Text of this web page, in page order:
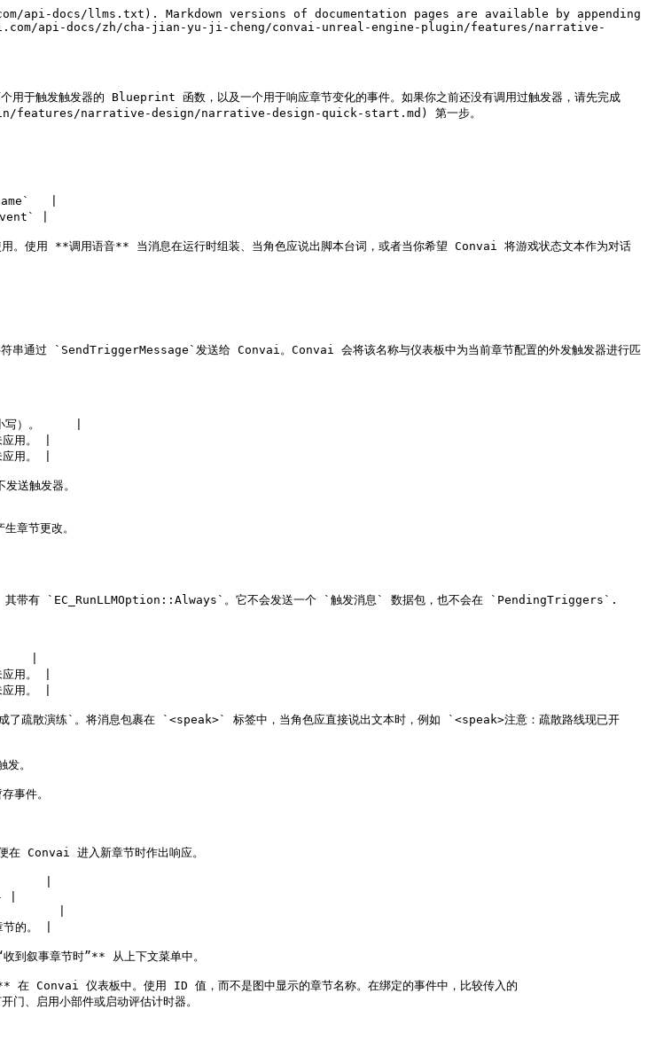
docs/llms.txt). Markdown versions of documentation pages are available by appending
api-docs/zh/cha-jian-yu-ji-cheng/convai-unreal-engine-plugin/features/narrative-
于触发触发器的 Blueprint 函数，以及一个用于响应章节变化的事件。如果你之前还没有调用过触发器，请先完成
features/narrative-design/narrative-design-quick-start.md) 第一步。
|
|
。使用 **调用语音** 当消息在运行时组装、当角色应说出脚本台词，或者当你希望 Convai 将游戏状态文本作为对话
`SendTriggerMessage`发送给 Convai。Convai 会将该名称与仪表板中为当前章节配置的外发触发器进行匹
写）。     |
用。 |
用。 |
送触发器。
章节更改。
`EC_RunLLMOption::Always`。它不会发送一个 `触发消息` 数据包，也不会在 `PendingTriggers`.
|
用。 |
用。 |
散演练`。将消息包裹在 `<speak>` 标签中，当角色应直接说出文本时，例如 `<speak>注意：疏散路线现已开
。
事件。
Convai 进入新章节时作出响应。
|
|
|
。 |
叙事章节时”** 从上下文菜单中。
仪表板中。使用 ID 值，而不是图中显示的章节名称。在绑定的事件中，比较传入的
启用小部件或启动评估计时器。